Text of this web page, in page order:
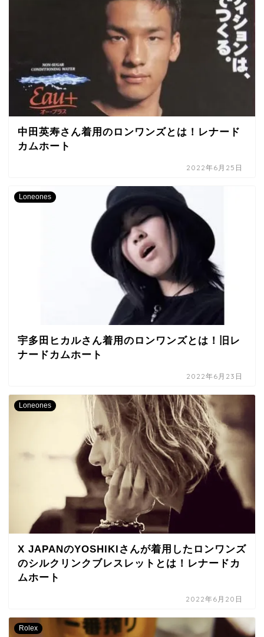
中田英寿さん着用のロンワンズとは！レナード
カムホート
2022年6月25日
Loneones
宇多田ヒカルさん着用のロンワンズとは！旧レ
ナードカムホート
2022年6月23日
Loneones
X JAPANのYOSHIKIさんが着用したロンワンズ
のシルクリンクブレスレットとは！レナードカ
ムホート
2022年6月20日
Rolex